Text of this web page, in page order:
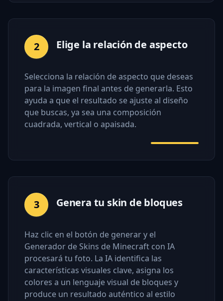
2 Elige la relación de aspecto
Selecciona la relación de aspecto que deseas
para la imagen final antes de generarla. Esto
ayuda a que el resultado se ajuste al diseño
que buscas, ya sea una composición
cuadrada, vertical o apaisada.
3 Genera tu skin de bloques
Haz clic en el botón de generar y el
Generador de Skins de Minecraft con IA
procesará tu foto. La IA identifica las
características visuales clave, asigna los
colores a un lenguaje visual de bloques y
produce un resultado auténtico al estilo